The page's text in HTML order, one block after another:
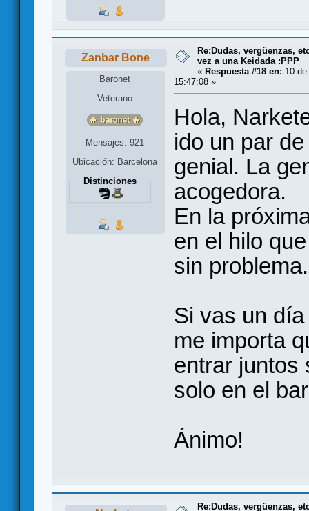
Zanbar Bone
Baronet
Veterano
Mensajes: 921
Ubicación: Barcelona
Distinciones
Re:Dudas, vergüenzas,
vez a una Keidada :PPP
« Respuesta #18 en: 10
15:47:08 »
Hola,
ido un par
genial. La
acogedora.
En la
en el hilo
sin problema.
Si vas un
me importa
entrar juntos
solo en el
Ánimo!
Re:Dudas, vergüenzas,